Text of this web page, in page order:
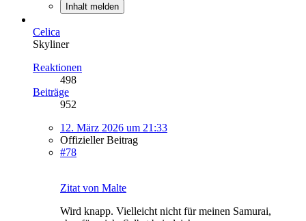
Inhalt melden
Celica
Skyliner
Reaktionen
498
Beiträge
952
12. März 2026 um 21:33
Offizieller Beitrag
#78
Zitat von Malte
Wird knapp. Vielleicht nicht für meinen Samurai,